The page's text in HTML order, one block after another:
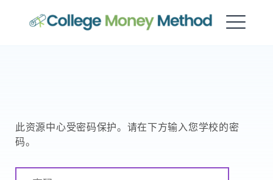
大学资金方法
此资源中心受密码保护。请在下方输入您学校的密
码。